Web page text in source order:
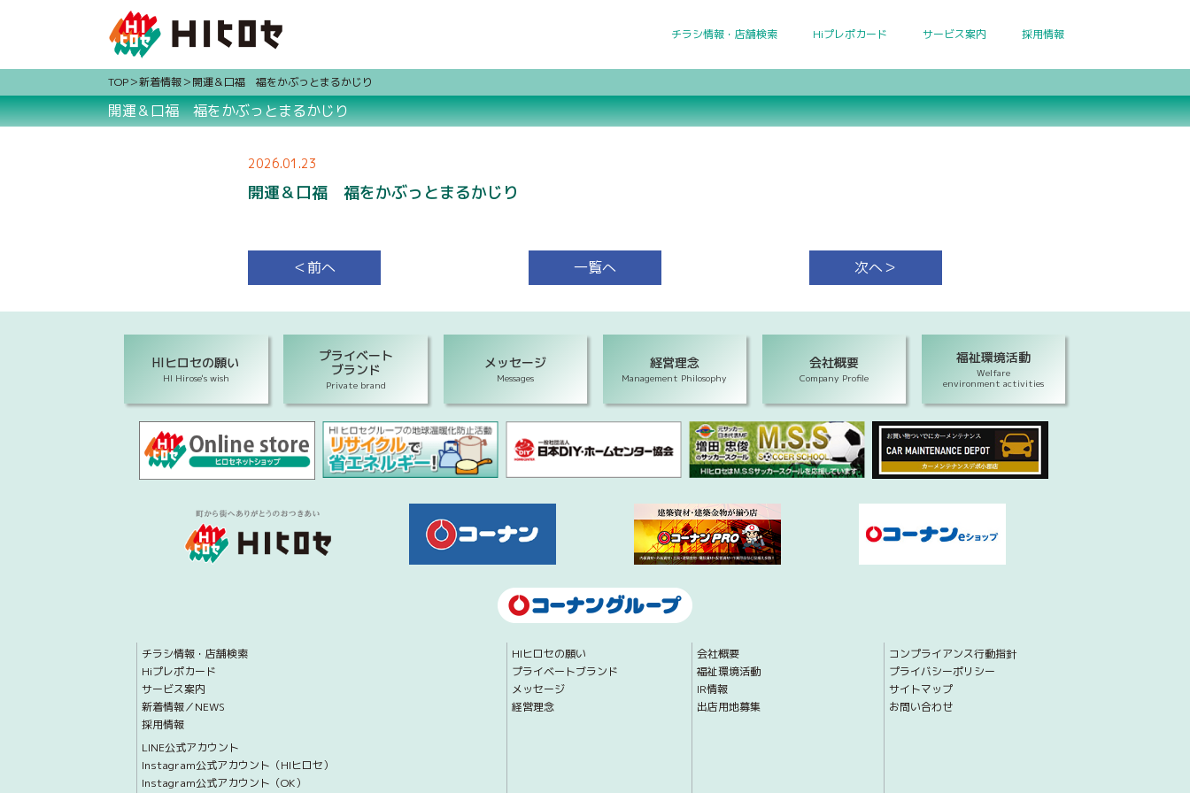
チラシ情報・店舗検索 Hiプレポカード サービス案内 採用情報
TOP 新着情報 開運＆口福 福をかぶっとまるかじり
開運＆口福 福をかぶっとまるかじり
2026.01.23
開運＆口福 福をかぶっとまるかじり
＜前へ 一覧へ 次へ＞
HIヒロセの願い
HI Hirose's wish
プライベート
ブランド
Private brand
メッセージ
Messages
経営理念
Management Philosophy
会社概要
Company Profile
福祉環境活動
Welfare
environment activities
チラシ情報・店舗検索
Hiプレポカード
サービス案内
新着情報／NEWS
採用情報
LINE公式アカウント
Instagram公式アカウント（HIヒロセ）
Instagram公式アカウント（OK）
HIヒロセの願い
プライベートブランド
メッセージ
経営理念
会社概要
福祉環境活動
IR情報
出店用地募集
コンプライアンス行動指針
プライバシーポリシー
サイトマップ
お問い合わせ